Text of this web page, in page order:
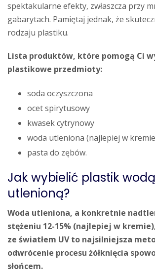
spektakularne efekty, zwłaszcza przy
gabarytach. Pamiętaj jednak, że
rodzaju plastiku.
Lista produktów, które pomogą Ci
plastikowe przedmioty:
soda oczyszczona
ocet spirytusowy
kwasek cytrynowy
woda utleniona (najlepiej w
pasta do zębów.
Jak wybielić plastik wodą
utlenioną?
Woda utleniona, a konkretnie
stężeniu 12-15% (najlepiej w
ze światłem UV to najsilniejsza
odwrócenie procesu żółknięcia
słońcem.